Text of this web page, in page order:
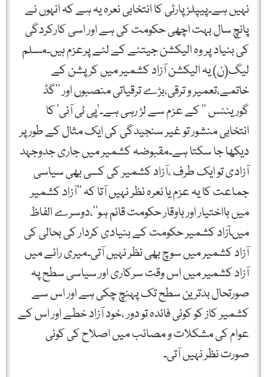
نہیں ہے۔پیپلز پارٹی کا انتخابی نعرہ یہ ہے کہ انہوں نے
پانچ سال بہت اچھی حکومت کی ہے اور اسی کارکردگی
کی بنیاد پر وہ الیکشن جیتنے کے لئے پرعزم ہیں۔مسلم
لیگ(ن) یہ الیکشن آزاد کشمیر میں کرپشن کے
خاتمے،تعمیر و ترقی،بڑے ترقیاتی منصبوں اور ’’گڈ
گوریننس ‘‘ کے عزم سے لڑ رہی ہے۔’پی ٹی آئی‘ کا
انتخابی منشور تو غیر سنجیدگی کی ایک مثال کے طور پر
دیکھا جا سکتا ہے۔مقبوضہ کشمیر میں جاری جدوجہد
آزادی تو ایک طرف ،آزاد کشمیر کی کسی بھی سیاسی
جماعت کا یہ عزم یا نعرہ نظر نہیں آتا کہ ’’آزاد کشمیر
میں بااختیار اور باوقار حکومت قائم ہو‘‘،دوسرے الفاظ
میںآزاد کشمیر حکومت کے بنیادی کردار کی بحالی کی
آزاد کشمیر میں سوچ بھی نظر نہیں آتی۔میری رائے میں
آزاد کشمیر میں اس وقت سرکاری اور سیاسی سطح پہ
صورتحال بدترین سطح تک پہنچ چکی ہے اور اس سے
کشمیر کاز کو کوئی فائدہ تو دور ،خود آزاد خطے اور اس کے
عوام کی مشکلات و مصائب میں اصلاح کی کوئی
صورت نظر نہیں آتی۔